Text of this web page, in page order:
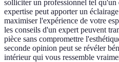
solliciter un professionnel tel
expertise peut apporter un
maximiser l'expérience de votre
les conseils d'un expert peuvent
pièce sans compromettre
seconde opinion peut se révéler
intérieur qui vous ressemble